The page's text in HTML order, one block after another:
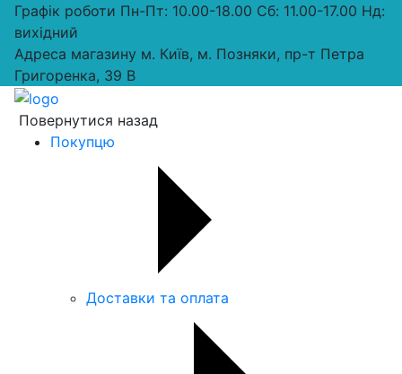
Графік роботи Пн-Пт: 10.00-18.00 Сб: 11.00-17.00 Нд:
вихiдний
Адреса магазину м. Київ, м. Позняки, пр-т Петра
Григоренка, 39 В
Повернутися назад
Покупцю
Доставки та оплата